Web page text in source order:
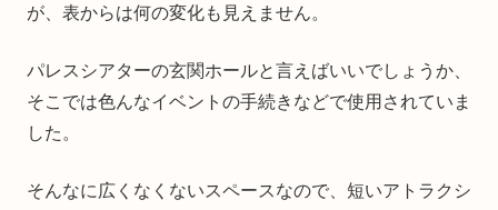
が、表からは何の変化も見えません。
パレスシアターの玄関ホールと言えばいいでしょうか、
そこでは色んなイベントの手続きなどで使用されていま
した。
そんなに広くなくないスペースなので、短いアトラクシ